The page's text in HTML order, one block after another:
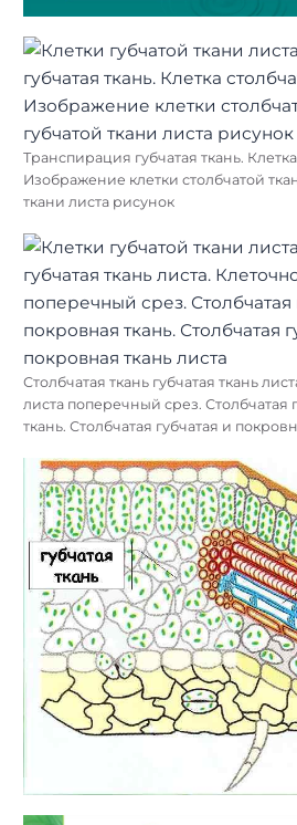
Транспирация губчатая ткань.
Изображение клетки столбчатой
ткани листа рисунок
Столбчатая ткань губчатая ткань
листа поперечный срез. Столбчатая
ткань. Столбчатая губчатая и